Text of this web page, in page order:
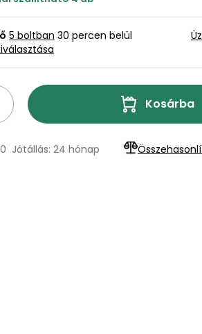
5 boltban 30 percen belül
Kosárba
Jótállás: 24 hónap